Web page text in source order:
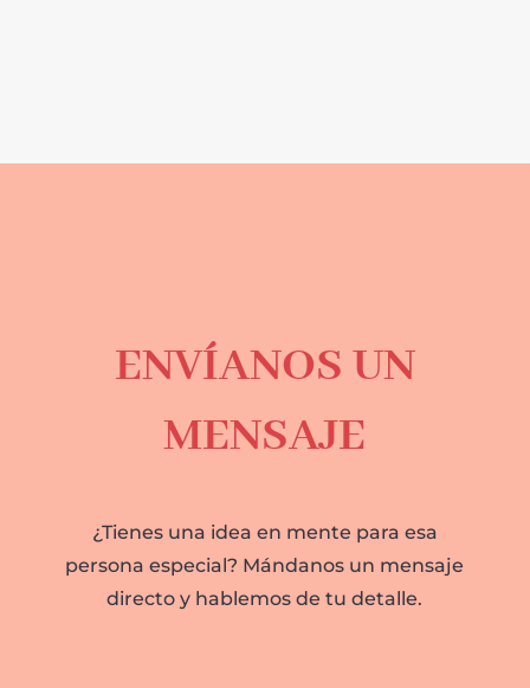
ENVÍANOS UN
MENSAJE
¿Tienes una idea en mente para esa
persona especial? Mándanos un mensaje
directo y hablemos de tu detalle.